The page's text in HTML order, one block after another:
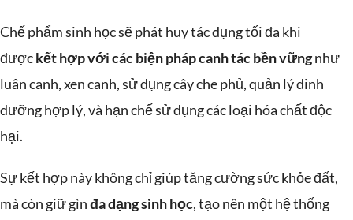
Chế phẩm sinh học sẽ phát huy tác dụng tối đa khi
đượckết hợp với các biện pháp canh tác bền vữngnhư
luân canh, xen canh, sử dụng cây che phủ, quản lý dinh
dưỡng hợp lý, và hạn chế sử dụng các loại hóa chất độc
hại.
Sự kết hợp này không chỉ giúp tăng cường sức khỏe đất,
mà còn giữ gìnđa dạng sinh học, tạo nên một hệ thống